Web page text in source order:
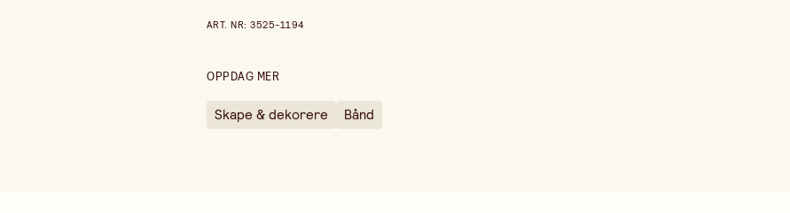
Selges inn
ART. NR:3525-1194
OPPDAG MER
Skape & dekorere Bånd